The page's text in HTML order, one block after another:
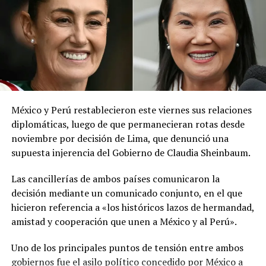
red social X.
El ministerio agregó que, pese a la presencia del polvo
del Sahara, se esperan lluvias durante los próximos días,
por lo que pidió a la población mantenerse atenta a la
información oficial sobre las condiciones
meteorológicas.
Las autoridades reiteraron el llamado a consultar los
canales oficiales del MARN y adoptar las medidas de
prevención necesarias para reducir los efectos de este
fenómeno atmosférico, especialmente entre las
personas con mayor riesgo de complicaciones de salud.
Comparte esto:
Facebook X
México y Perú restablecieron este viernes sus relaciones
diplomáticas, luego de que permanecieran rotas desde
noviembre por decisión de Lima, que denunció una
supuesta injerencia del Gobierno de Claudia Sheinbaum.
Las cancillerías de ambos países comunicaron la
decisión mediante un comunicado conjunto, en el que
hicieron referencia a «los históricos lazos de hermandad,
amistad y cooperación que unen a México y al Perú».
Uno de los principales puntos de tensión entre ambos
gobiernos fue el asilo político concedido por México a